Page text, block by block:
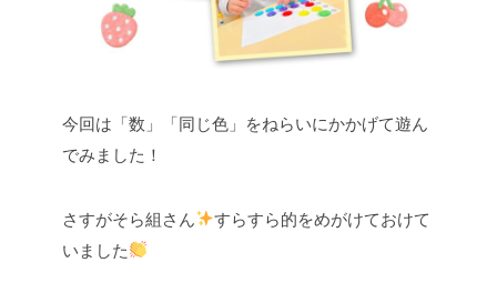
今回は「数」「同じ色」をねらいにかかげて遊ん
でみました！
さすがそら組さん
すらすら的をめがけておけて
いました